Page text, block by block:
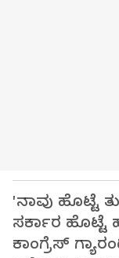
'ನಾವು ಹೊಟ್ಟೆ
ಸರ್ಕಾರ
ಕಾಂಗ್ರೆಸ್